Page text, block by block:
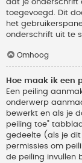
dat je onderschrift
toegevoegd. Dit
het
onderschrift uit te
Omhoog
Hoe maak ik een
Een peiling
onderwerp
bewerkt en als je
peiling toe"
gedeelte (als je dit
permissies om
de peiling invullen